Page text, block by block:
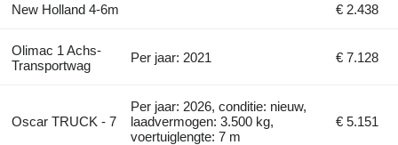
New Holland 4-6m € 2.438
Olimac 1 Achs-
Transportwag
Per jaar: 2021 € 7.128
Oscar TRUCK - 7
Per jaar: 2026, conditie: nieuw,
laadvermogen: 3.500 kg,
voertuiglengte: 7 m
€ 5.151